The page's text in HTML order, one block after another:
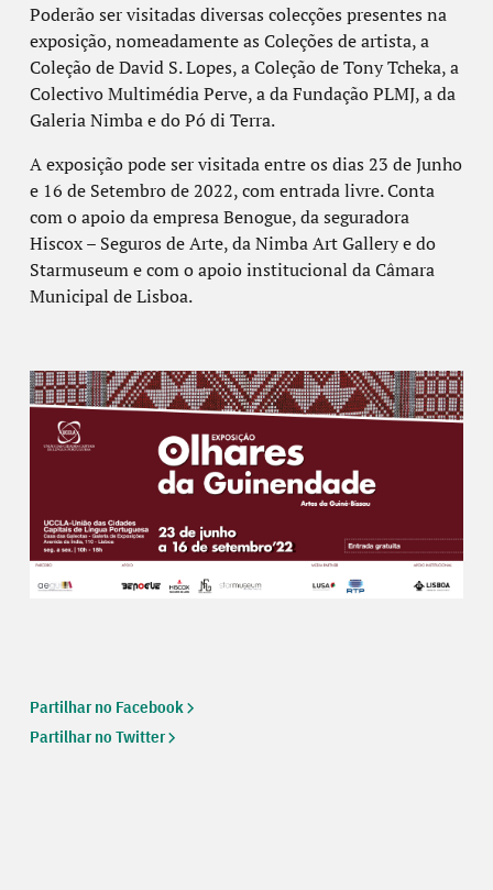
Poderão ser visitadas diversas colecções presentes na
exposição, nomeadamente as Coleções de artista, a
Coleção de David S. Lopes, a Coleção de Tony Tcheka, a
Colectivo Multimédia Perve, a da Fundação PLMJ, a da
Galeria Nimba e do Pó di Terra.
A exposição pode ser visitada entre os dias 23 de Junho
e 16 de Setembro de 2022, com entrada livre. Conta
com o apoio da empresa Benogue, da seguradora
Hiscox – Seguros de Arte, da Nimba Art Gallery e do
Starmuseum e com o apoio institucional da Câmara
Municipal de Lisboa.
Partilhar no Facebook
Partilhar no Twitter